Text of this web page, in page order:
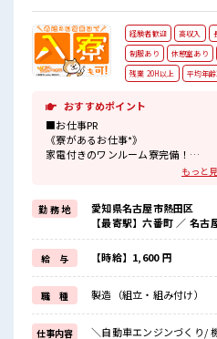
経験者歓迎 高収入
制服あり
休憩室あり
残業 20H以上
平均年
おすすめポイント
■お仕事PR
《寮があるお仕事*》
家電付きのワンルーム寮完備！
さらに寮費ほ補助3万円あり！
今までと違う場所で働いてみたい方や
一人暮らしをはじめてみたい方など
赴任時の交通費の支給もあります◎
《マイカーでらくらく通勤*》
駐車場は無料で使えます！
車・バイク・自転車・電車通勤OK！
ご自身のライフスタイルに合わせた
《うれしい土日やすみ*》
前もって予定がたてやすい土日やす
プライベートも充実しそう♪
もっと
勤 務 地
愛知県名古屋市熱田区
【最寄駅】六番町 ／ 名
給 与 【時給】1,600 円
職 種 製造（組立・組み付け）
仕事内容
＼自動車エンジンづくり/